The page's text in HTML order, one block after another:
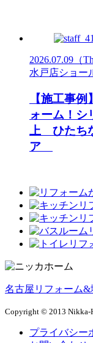
2026.07.09 （
水戸店ショー
【施工事
ォーム！シ
上 ひたち
ア
名古屋リフォーム
Copyright © 2013 Nikka-
プライバシー